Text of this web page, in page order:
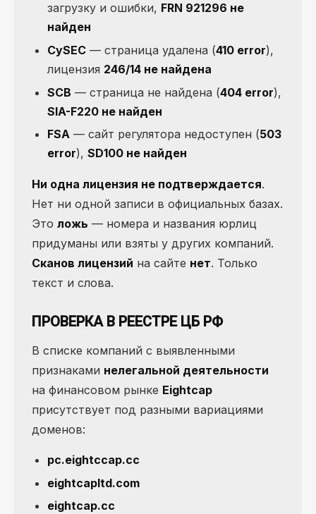
загрузку и ошибки, FRN 921296 не
найден
CySEC — страница удалена (410 error),
лицензия 246/14 не найдена
SCB — страница не найдена (404 error),
SIA-F220 не найден
FSA — сайт регулятора недоступен (503
error), SD100 не найден
Ни одна лицензия не подтверждается.
Нет ни одной записи в официальных базах.
Это ложь — номера и названия юрлиц
придуманы или взяты у других компаний.
Сканов лицензий на сайте нет. Только
текст и слова.
ПРОВЕРКА В РЕЕСТРЕ ЦБ РФ
В списке компаний с выявленными
признаками нелегальной деятельности
на финансовом рынке Eightcap
присутствует под разными вариациями
доменов:
pc.eightccap.cc
eightcapltd.com
eightcap.cc